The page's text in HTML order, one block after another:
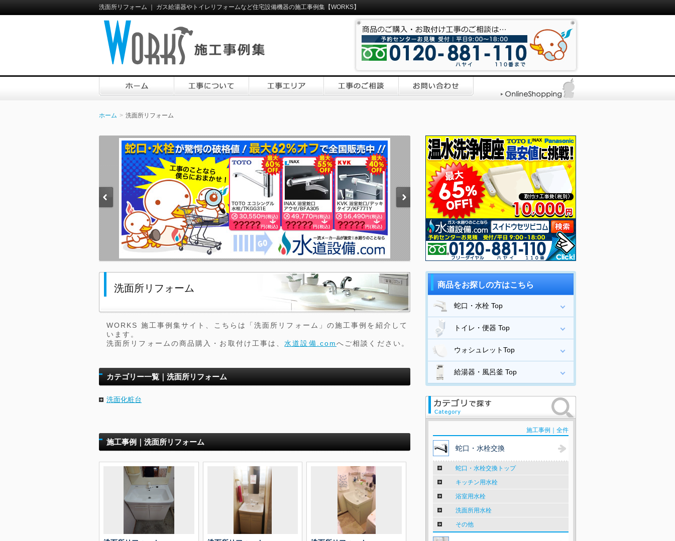
洗面所リフォーム ｜ ガス給湯器やトイレリフォームなど住宅設備機器の施工事例集【WORKS】
ホーム 洗面所リフォーム
洗面所リフォーム
WORKS 施工事例集サイト、こちらは「洗面所リフォーム」の施工事例を紹介して
います。
洗面所リフォームの商品購入・お取付け工事は、水道設備.comへご相談ください。
カテゴリー一覧｜洗面所リフォーム
洗面化粧台
施工事例｜洗面所リフォーム
商品をお探しの方はこちら
蛇口・水栓 Top
トイレ・便器 Top
ウォシュレットTop
給湯器・風呂釜 Top
施工事例｜全件
蛇口・水栓交換
蛇口・水栓交換トップ
キッチン用水栓
浴室用水栓
洗面所用水栓
その他